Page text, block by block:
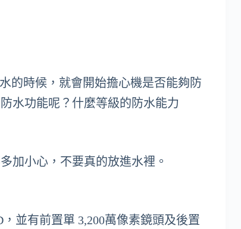
的時候，就會開始擔心機是否能夠防
水功能呢？什麼等級的防水能力
加小心，不要真的放進水裡。
，並有前置單 3,200萬像素鏡頭及後置